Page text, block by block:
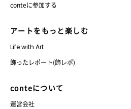
conteに参加する
アートをもっと楽しむ
Life with Art
飾ったレポート(飾レポ)
conteについて
運営会社